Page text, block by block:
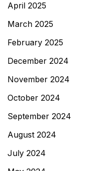
April 2025
March 2025
February 2025
December 2024
November 2024
October 2024
September 2024
August 2024
July 2024